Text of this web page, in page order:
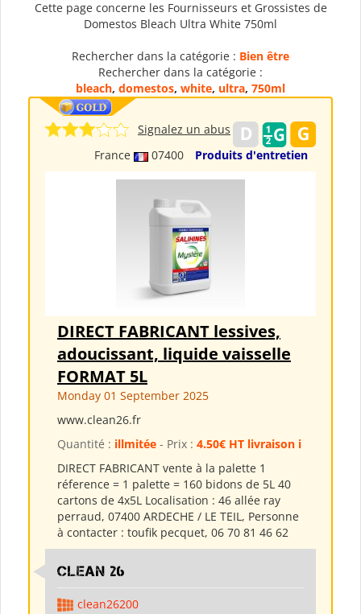
Cette page concerne les Fournisseurs et Grossistes de
Domestos Bleach Ultra White 750ml
Rechercher dans la catégorie : Bien être
Rechercher dans la catégorie :
bleach, domestos, white, ultra, 750ml
France 07400 Produits d'entretien
Signalez un abus
DIRECT FABRICANT lessives,
adoucissant, liquide vaisselle
FORMAT 5L
Monday 01 September 2025
www.clean26.fr
Quantité : illmitée - Prix : 4.50€ HT livraison i
DIRECT FABRICANT vente à la palette 1
réference = 1 palette = 160 bidons de 5L 40
cartons de 4x5L Localisation : 46 allée ray
perraud, 07400 ARDECHE / LE TEIL, Personne
à contacter : toufik pecquet, 06 70 81 46 62
clean 26
clean26200